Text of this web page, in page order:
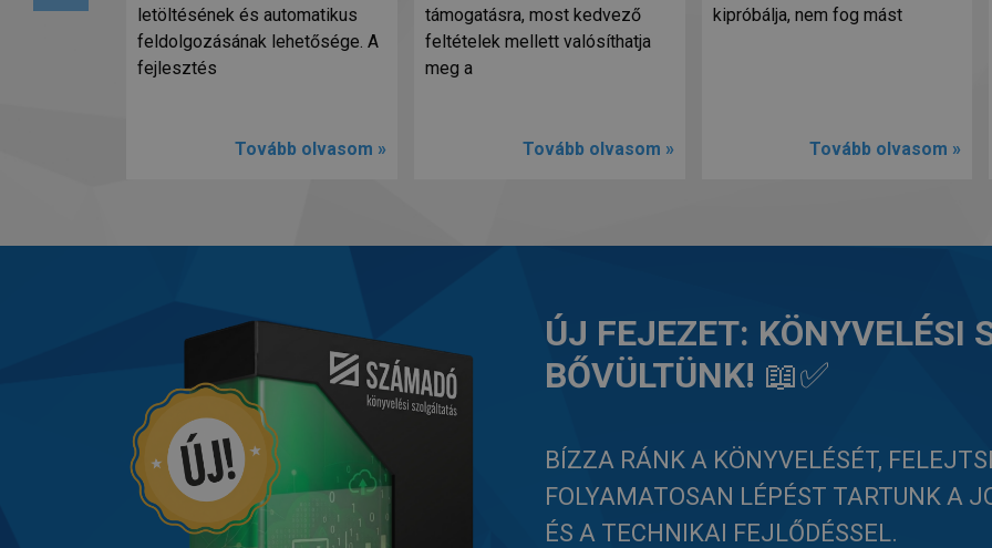
letöltésének és automatikus
feldolgozásának lehetősége. A
fejlesztés
Tovább olvasom »
támogatásra, most kedvező
feltételek mellett valósíthatja
meg a
Tovább olvasom »
kipróbálja, nem fog mást
Tovább olvasom »
ÚJ FEJEZET: KÖNYVELÉSI
BŐVÜLTÜNK! 📖✅
BÍZZA RÁNK A KÖNYVELÉSÉT,
FOLYAMATOSAN LÉPÉST TARTUNK A
ÉS A TECHNIKAI FEJLŐDÉSSEL.